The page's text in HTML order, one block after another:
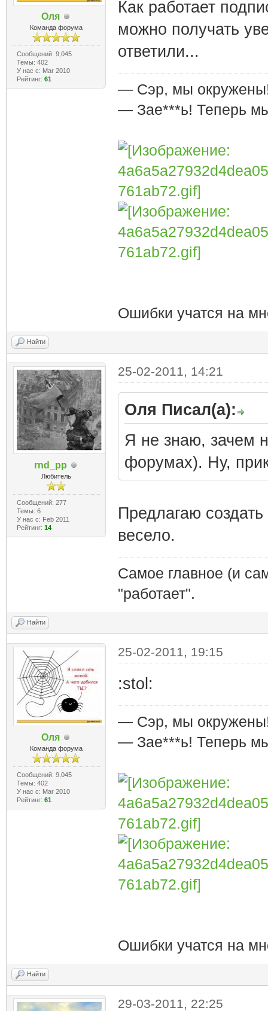
Оля
Команда форума
Сообщений: 9,045
Темы: 402
У нас с: Mar 2010
Рейтинг: 61
Как работает
можно получать
ответили...
— Сэр, мы
— Зае***ь! Теперь
Ошибки учатся на
Найти
rnd_pp
Любитель
Сообщений: 277
Темы: 6
У нас с: Feb 2011
Рейтинг: 14
25-02-2011, 14:21
Оля Писал(а):
Я не знаю, зачем
форумах). Ну,
Предлагаю
весело.
Самое главное (и
"работает".
Найти
Оля
Команда форума
Сообщений: 9,045
Темы: 402
У нас с: Mar 2010
Рейтинг: 61
25-02-2011, 19:15
:stol:
— Сэр, мы
— Зае***ь! Теперь
Ошибки учатся на
Найти
29-03-2011, 22:25